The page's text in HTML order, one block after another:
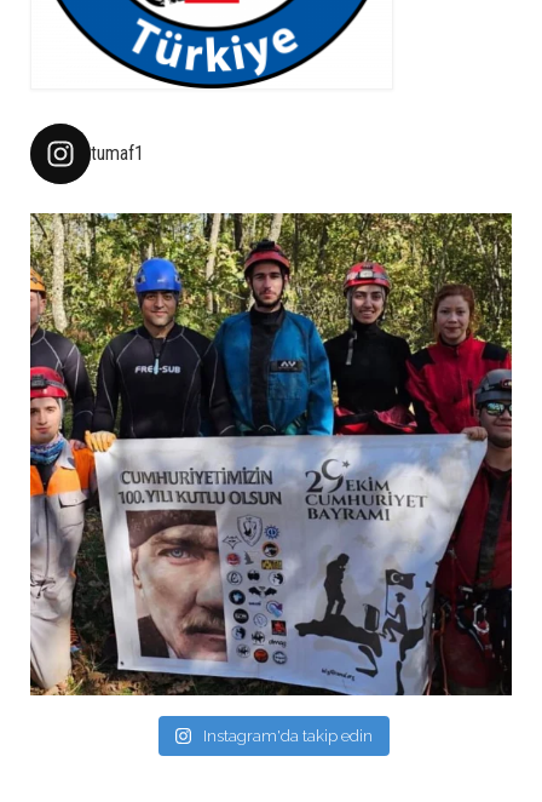
tumaf1
Instagram'da takip edin